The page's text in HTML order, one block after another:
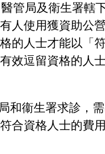
管局及衛生署轄
人使用獲資助公
的人士才能以「
效逗留資格的人
和衞生署求診，
合資格人士的費